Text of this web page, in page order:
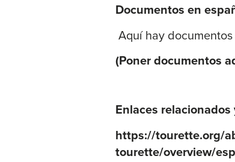
Documentos en
Aquí hay
(Poner documentos
Enlaces
https://tourette.org/
tourette/overview/